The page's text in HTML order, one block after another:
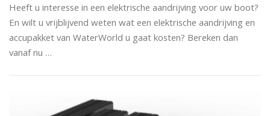
Heeft u interesse in een elektrische aandrijving voor uw boot?
En wilt u vrijblijvend weten wat een elektrische aandrijving en
accupakket van WaterWorld u gaat kosten? Bereken dan
vanaf nu …